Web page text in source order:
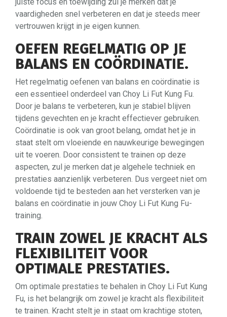
vaardigheden snel verbeteren en dat je steeds meer
vertrouwen krijgt in je eigen kunnen.
OEFEN REGELMATIG OP JE
BALANS EN COÖRDINATIE.
Het regelmatig oefenen van balans en coördinatie is
een essentieel onderdeel van Choy Li Fut Kung Fu.
Door je balans te verbeteren, kun je stabiel blijven
tijdens gevechten en je kracht effectiever gebruiken.
Coördinatie is ook van groot belang, omdat het je in
staat stelt om vloeiende en nauwkeurige bewegingen
uit te voeren. Door consistent te trainen op deze
aspecten, zul je merken dat je algehele techniek en
prestaties aanzienlijk verbeteren. Dus vergeet niet om
voldoende tijd te besteden aan het versterken van je
balans en coördinatie in jouw Choy Li Fut Kung Fu-
training.
TRAIN ZOWEL JE KRACHT ALS
FLEXIBILITEIT VOOR
OPTIMALE PRESTATIES.
Om optimale prestaties te behalen in Choy Li Fut Kung
Fu, is het belangrijk om zowel je kracht als flexibiliteit
te trainen. Kracht stelt je in staat om krachtige stoten,